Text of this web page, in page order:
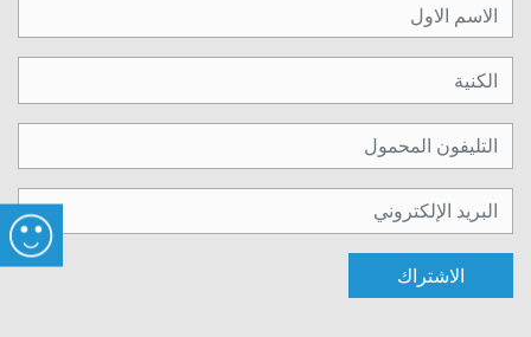
الاشتراك